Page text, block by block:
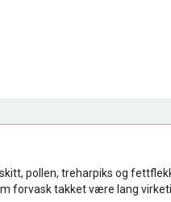
pollen, treharpiks og
forvask takket være lang